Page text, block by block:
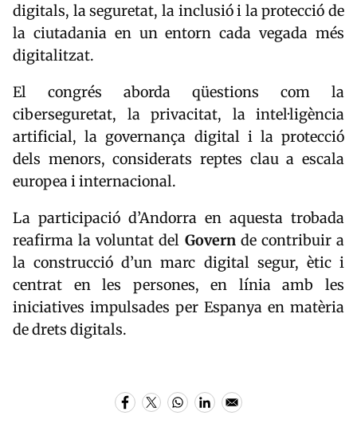
digitals, la seguretat, la inclusió i la protecció de
la ciutadania en un entorn cada vegada més
digitalitzat.
El congrés aborda qüestions com la
ciberseguretat, la privacitat, la intel·ligència
artificial, la governança digital i la protecció
dels menors, considerats reptes clau a escala
europea i internacional.
La participació d’Andorra en aquesta trobada
reafirma la voluntat del Governde contribuir a
la construcció d’un marc digital segur, ètic i
centrat en les persones, en línia amb les
iniciatives impulsades per Espanya en matèria
de drets digitals.